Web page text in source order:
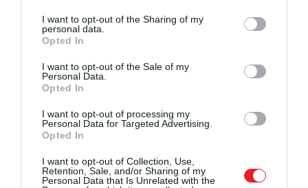
not limited to your visit or usage behaviour. You may click to
grant or deny consent to Google and its third-party tags to
use your data for below specified purposes in below Google
consent section.
I want to opt-out of the Sharing of my
personal data.
Opted In
I want to opt-out of the Sale of my
Personal Data.
Opted In
I want to opt-out of processing my
Personal Data for Targeted Advertising.
Opted In
I want to opt-out of Collection, Use,
Retention, Sale, and/or Sharing of my
Personal Data that Is Unrelated with the
Károly és Kamilla
Fotó: Shutterstock
A forrás szerint Kamilla kifejezetten szeret királyné
lenni, és nem akar arra gondolni, hogy ezt a szerepet
egyszer majd át kell adnia Katalinnak.